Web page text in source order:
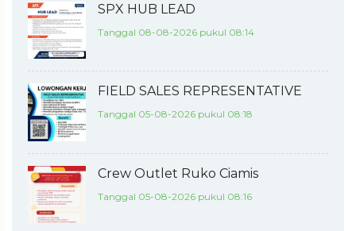
SPX HUB LEAD
Tanggal 08-08-2026 pukul 08:14
FIELD SALES REPRESENTATIVE
Tanggal 05-08-2026 pukul 08:18
Crew Outlet Ruko Ciamis
Tanggal 05-08-2026 pukul 08:16